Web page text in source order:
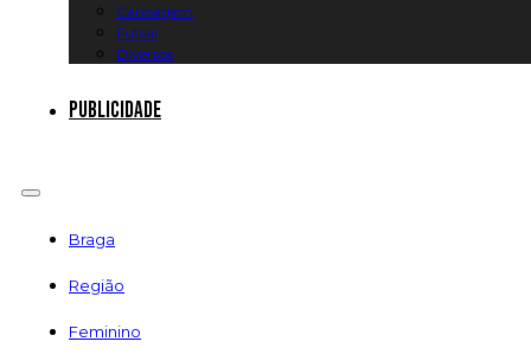
Canoagem
Futsal
Diversos
Publicidade
Braga
Região
Feminino